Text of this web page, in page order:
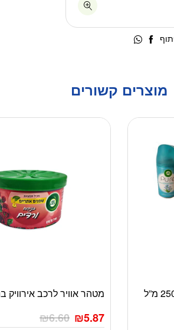
מוצרים קשורים
6 יח’ מילוי למכשיר אוטומטי 250 מ”ל מטהר אוויר לרכב אירוויק
₪6.60 ₪5.87